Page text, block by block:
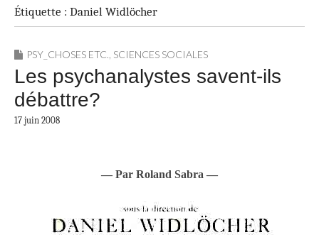
Étiquette : Daniel Widlöcher
PSY_CHOSES ETC., SCIENCES SOCIALES
Les psychanalystes savent-ils
débattre?
17 juin 2008
— Par Roland Sabra —